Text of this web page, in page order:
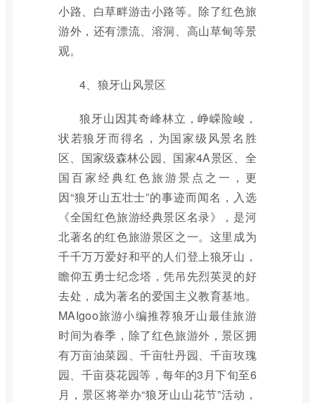
小路、白草畔游击小路等。除了红色旅
游外，还有漂流、溶洞、高山草甸等景
观。
4、狼牙山风景区
狼牙山因其奇峰林立，峥嵘险峻，
状若狼牙而得名，为国家级风景名胜
区、国家级森林公园、国家4A景区、全
国百家经典红色旅游景点之一，更
因“狼牙山五壮士”的事迹而闻名，入选
《全国红色旅游经典景区名录》，是河
北著名的红色旅游景区之一。这里成为
千千万万爱好和平的人们登上狼牙山，
瞻仰五勇士纪念塔，凭吊先烈英灵的好
去处，成为著名的爱国主义教育基地。
MAIgoo旅游小编推荐狼牙山最佳旅游
时间为春季，除了红色旅游外，景区拥
有万亩油菜园、千亩牡丹园、千亩玫瑰
园、千亩葵花园等，每年的3月下旬至6
月，景区将举办“狼牙山山花节”活动，